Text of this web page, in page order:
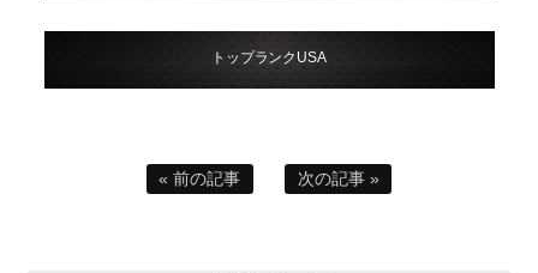
トップランクUSA
« 前の記事 次の記事 »